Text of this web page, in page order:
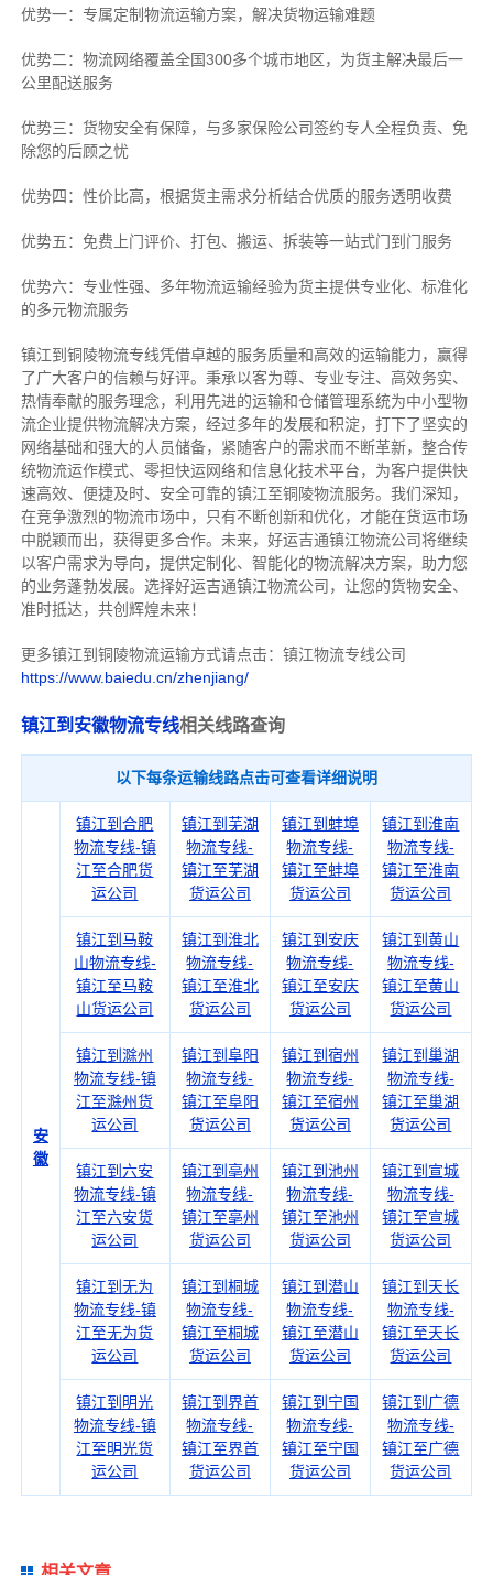
优势一：专属定制物流运输方案，解决货物运输难题
优势二：物流网络覆盖全国300多个城市地区，为货主解决最后一
公里配送服务
优势三：货物安全有保障，与多家保险公司签约专人全程负责、免
除您的后顾之忧
优势四：性价比高，根据货主需求分析结合优质的服务透明收费
优势五：免费上门评价、打包、搬运、拆装等一站式门到门服务
优势六：专业性强、多年物流运输经验为货主提供专业化、标准化
的多元物流服务
镇江到铜陵物流专线凭借卓越的服务质量和高效的运输能力，赢得
了广大客户的信赖与好评。 秉承以客为尊、专业专注、高效务实、
热情奉献的服务理念，利用先进的运输和仓储管理系统为中小型物
流企业提供物流解决方案，经过多年的发展和积淀，打下了坚实的
网络基础和强大的人员储备，紧随客户的需求而不断革新，整合传
统物流运作模式、零担快运网络和信息化技术平台，为客户提供快
速高效、便捷及时、安全可靠的镇江至铜陵物流服务。 我们深知，
在竞争激烈的物流市场中，只有不断创新和优化，才能在货运市场
中脱颖而出，获得更多合作。 未来，好运吉通镇江物流公司将继续
以客户需求为导向，提供定制化、智能化的物流解决方案，助力您
的业务蓬勃发展。选择好运吉通镇江物流公司，让您的货物安全、
准时抵达，共创辉煌未来！
更多镇江到铜陵物流运输方式请点击：镇江物流专线公司
https://www.baiedu.cn/zhenjiang/
镇江到安徽物流专线相关线路查询
以下每条运输线路点击可查看详细说明
安
徽
镇江到合肥
物流专线-镇
江至合肥货
运公司
镇江到芜湖
物流专线-
镇江至芜湖
货运公司
镇江到蚌埠
物流专线-
镇江至蚌埠
货运公司
镇江到淮南
物流专线-
镇江至淮南
货运公司
镇江到马鞍
山物流专线-
镇江至马鞍
山货运公司
镇江到淮北
物流专线-
镇江至淮北
货运公司
镇江到安庆
物流专线-
镇江至安庆
货运公司
镇江到黄山
物流专线-
镇江至黄山
货运公司
镇江到滁州
物流专线-镇
江至滁州货
运公司
镇江到阜阳
物流专线-
镇江至阜阳
货运公司
镇江到宿州
物流专线-
镇江至宿州
货运公司
镇江到巢湖
物流专线-
镇江至巢湖
货运公司
镇江到六安
物流专线-镇
江至六安货
运公司
镇江到亳州
物流专线-
镇江至亳州
货运公司
镇江到池州
物流专线-
镇江至池州
货运公司
镇江到宣城
物流专线-
镇江至宣城
货运公司
镇江到无为
物流专线-镇
江至无为货
运公司
镇江到桐城
物流专线-
镇江至桐城
货运公司
镇江到潜山
物流专线-
镇江至潜山
货运公司
镇江到天长
物流专线-
镇江至天长
货运公司
镇江到明光
物流专线-镇
江至明光货
运公司
镇江到界首
物流专线-
镇江至界首
货运公司
镇江到宁国
物流专线-
镇江至宁国
货运公司
镇江到广德
物流专线-
镇江至广德
货运公司